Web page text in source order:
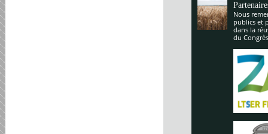
Nous
publics et
dans la
du